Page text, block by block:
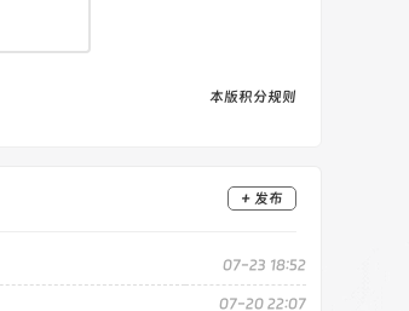
本版积分规则
+ 发布
07-23 18:52
07-20 22:07